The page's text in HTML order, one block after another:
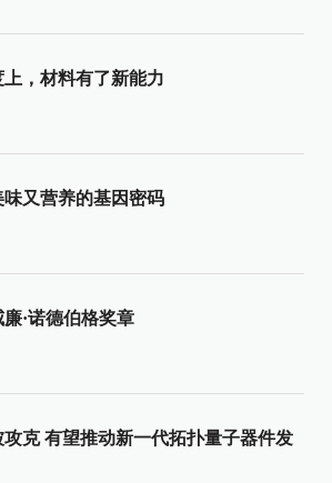
，材料有了新能力
又营养的基因密码
·诺德伯格奖章
克 有望推动新一代拓扑量子器件发